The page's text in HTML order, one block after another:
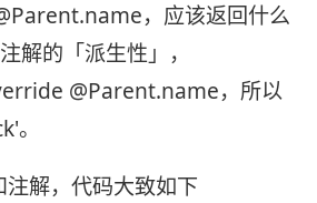
，应该返回什么
解的「派生性」，
@Parent.name，所以
。
解，代码大致如下